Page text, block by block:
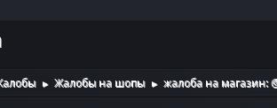
► Жалобы на шопы ► жалоба на магазин: